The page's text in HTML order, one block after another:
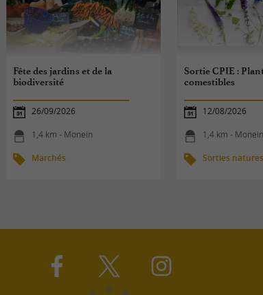
Fête des jardins et de la
biodiversité
26/09/2026
1,4 km - Monein
Marchés
Sortie CPIE :
comestibles
12/08/2026
1,4 km - Monein
Sorties natures